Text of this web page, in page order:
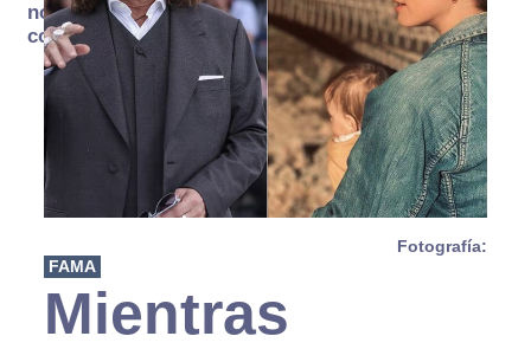
no se
consume
Fotografía:
FAMA
Mientras